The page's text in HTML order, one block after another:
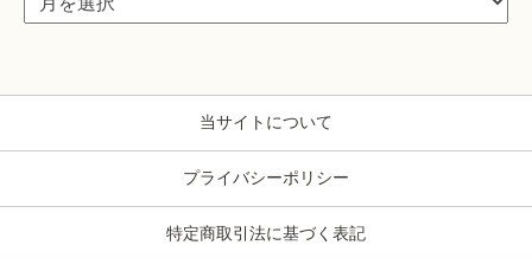
当サイトについて
プライバシーポリシー
特定商取引法に基づく表記